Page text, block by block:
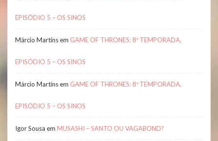
EPISÓDIO 5 – OS SINOS
Márcio Martinsem GAME OF THRONES: 8ª TEMPORADA,
EPISÓDIO 5 – OS SINOS
Márcio Martinsem GAME OF THRONES: 8ª TEMPORADA,
EPISÓDIO 5 – OS SINOS
Igor Sousa em MUSASHI – SANTO OU VAGABOND?